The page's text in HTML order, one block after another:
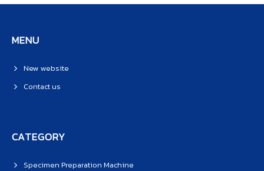
MENU
New website
Contact us
CATEGORY
Specimen Preparation Machine